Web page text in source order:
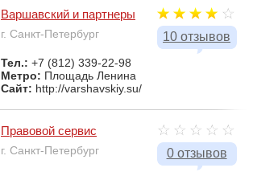
10 отзывов
Варшавский и партнеры
г. Санкт-Петербург
Тел.: +7 (812) 339-22-98
Метро: Площадь Ленина
Сайт: http://varshavskiy.su/
0 отзывов
Правовой сервис
г. Санкт-Петербург